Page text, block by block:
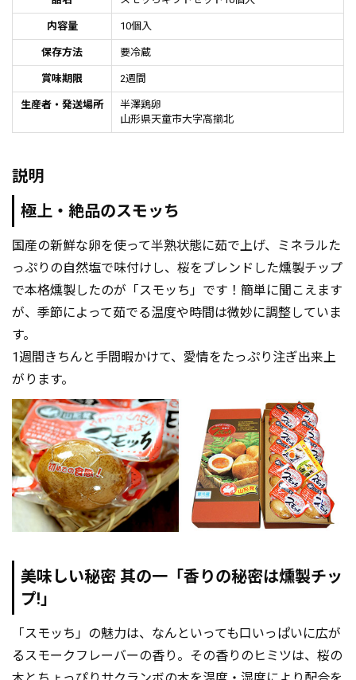
内容量 10個入
保存方法 要冷蔵
賞味期限 2週間
生産者・発送場所
半澤鶏卵
山形県天童市大字高擶北
説明
極上・絶品のスモッち
国産の新鮮な卵を使って半熟状態に茹で上げ、ミネラルた
っぷりの自然塩で味付けし、桜をブレンドした燻製チップ
で本格燻製したのが「スモッち」です！簡単に聞こえます
が、季節によって茹でる温度や時間は微妙に調整していま
す。
1週間きちんと手間暇かけて、愛情をたっぷり注ぎ出来上
がります。
美味しい秘密 其の一「香りの秘密は燻製チッ
プ!」
「スモッち」の魅力は、なんといっても口いっぱいに広が
るスモークフレーバーの香り。その香りのヒミツは、桜の